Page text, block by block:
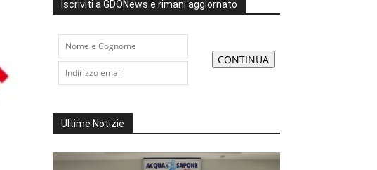
Iscriviti a GDONews e rimani aggiornato
Ultime Notizie